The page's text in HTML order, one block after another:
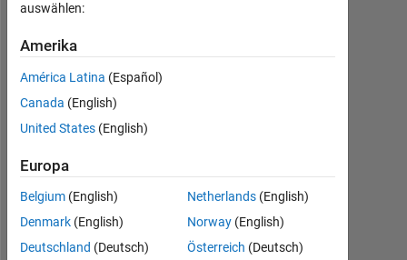
0
Following:
0
Nachricht
Professional
Interests:
Signal
auswählen:
Amerika
América Latina (Español)
Canada (English)
United States (English)
Europa
Belgium (English)
Denmark (English)
Deutschland (Deutsch)
Netherlands (English)
Norway (English)
Österreich (Deutsch)